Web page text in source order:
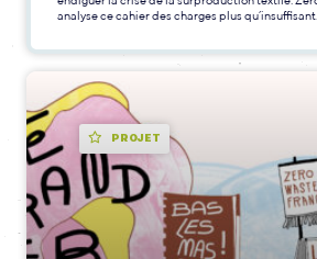
analyse ce cahier des charges plus qu’insuffisant.
PROJET